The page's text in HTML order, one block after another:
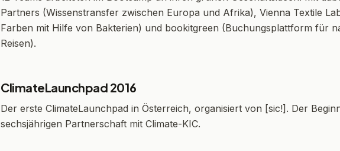
Partners (Wissenstransfer zwischen Europa und Afrika), Vienna Textile
Farben mit Hilfe von Bakterien) und bookitgreen (Buchungsplattform für
Reisen).
ClimateLaunchpad 2016
Der erste ClimateLaunchpad in Österreich, organisiert von [sic!]. Der
sechsjährigen Partnerschaft mit Climate-KIC.